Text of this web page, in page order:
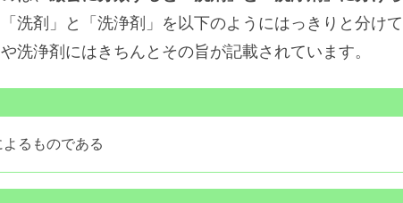
洗剤」と「洗浄剤」を以下のようにはっきりと分けて
洗浄剤にはきちんとその旨が記載されています。
るものである